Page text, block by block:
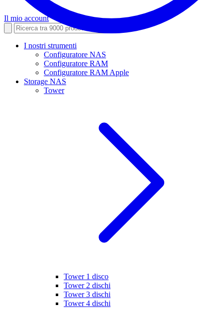
Il mio account
I nostri strumenti
Configuratore NAS
Configuratore RAM
Configuratore RAM Apple
Storage NAS
Tower
Tower 1 disco
Tower 2 dischi
Tower 3 dischi
Tower 4 dischi